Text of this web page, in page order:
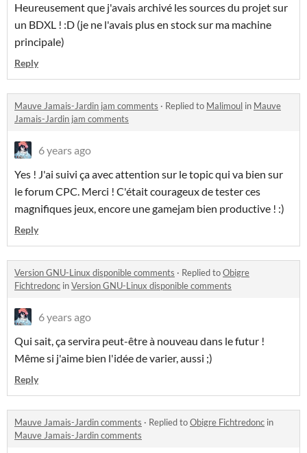
Heureusement que j'avais archivé les sources du projet sur
un BDXL ! :D (je ne l'avais plus en stock sur ma machine
principale)
Reply
Mauve Jamais-Jardin jam comments · Replied to Malimoul in Mauve
Jamais-Jardin jam comments
6 years ago
Yes ! J'ai suivi ça avec attention sur le topic qui va bien sur
le forum CPC. Merci ! C'était courageux de tester ces
magnifiques jeux, encore une gamejam bien productive ! :)
Reply
Version GNU-Linux disponible comments · Replied toObigre
Fichtredonc inVersion GNU-Linux disponible comments
6 years ago
Qui sait, ça servira peut-être à nouveau dans le futur !
Même si j'aime bien l'idée de varier, aussi ;)
Reply
Mauve Jamais-Jardin comments · Replied toObigre Fichtredonc in
Mauve Jamais-Jardin comments